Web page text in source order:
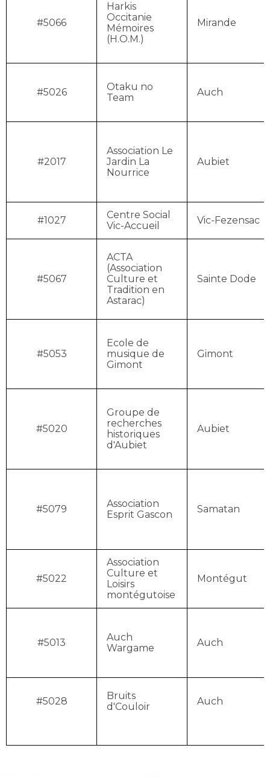
#5066
Harkis
Occitanie
Mémoires
(H.O.M.)
Mirande
#5026
Otaku no
Team
Auch
#2017
Association Le
Jardin La
Nourrice
Aubiet
#1027
Centre Social
Vic-Accueil
Vic-Fezensac
#5067
ACTA
(Association
Culture et
Tradition en
Astarac)
Sainte Dode
#5053
Ecole de
musique de
Gimont
Gimont
#5020
Groupe de
recherches
historiques
d'Aubiet
Aubiet
#5079
Association
Esprit Gascon
Samatan
#5022
Association
Culture et
Loisirs
montégutoise
Montégut
#5013
Auch
Wargame
Auch
#5028
Bruits
d'Couloir
Auch